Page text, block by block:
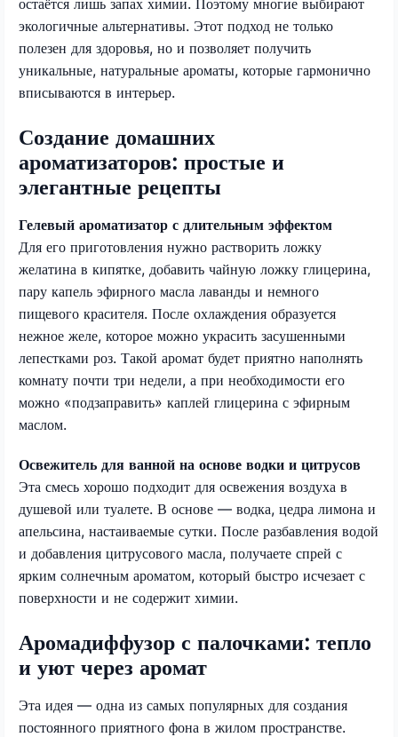
экологичные альтернативы. Этот подход не только
полезен для здоровья, но и позволяет получить
уникальные, натуральные ароматы, которые гармонично
вписываются в интерьер.
Создание домашних
ароматизаторов: простые и
элегантные рецепты
Гелевый ароматизатор с длительным эффектом
Для его приготовления нужно растворить ложку
желатина в кипятке, добавить чайную ложку глицерина,
пару капель эфирного масла лаванды и немного
пищевого красителя. После охлаждения образуется
нежное желе, которое можно украсить засушенными
лепестками роз. Такой аромат будет приятно наполнять
комнату почти три недели, а при необходимости его
можно «подзаправить» каплей глицерина с эфирным
маслом.
Освежитель для ванной на основе водки и цитрусов
Эта смесь хорошо подходит для освежения воздуха в
душевой или туалете. В основе — водка, цедра лимона и
апельсина, настаиваемые сутки. После разбавления водой
и добавления цитрусового масла, получаете спрей с
ярким солнечным ароматом, который быстро исчезает с
поверхности и не содержит химии.
Аромадиффузор с палочками: тепло
и уют через аромат
Эта идея — одна из самых популярных для создания
постоянного приятного фона в жилом пространстве.